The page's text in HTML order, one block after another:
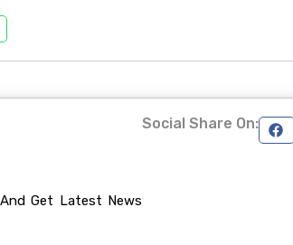
Get Latest News
Social Share On: